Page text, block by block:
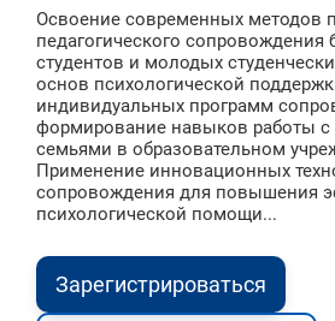
Освоение современных методов
педагогического сопровождения
студентов и молодых
основ психологической
индивидуальных программ
формирование навыков работы
семьями в образовательном
Применение инновационных
сопровождения для повышения
психологической помощи...
Зарегистрироваться